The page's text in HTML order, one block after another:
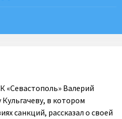
Валерий
в котором
санкций, рассказал о своей